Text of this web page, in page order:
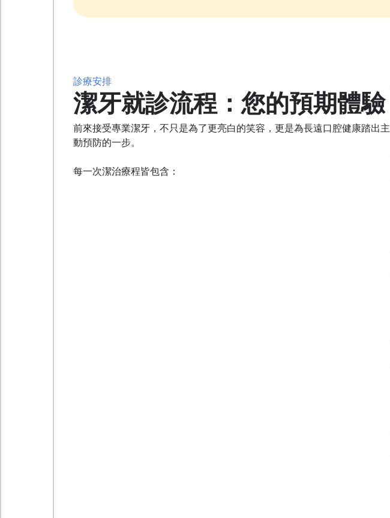
診療安排
潔牙就診流程：您的預期體驗
前來接受專業潔牙，不只是為了更亮白的笑容，更是為長遠口腔健康踏出主
動預防的一步。
每一次潔治療程皆包含：